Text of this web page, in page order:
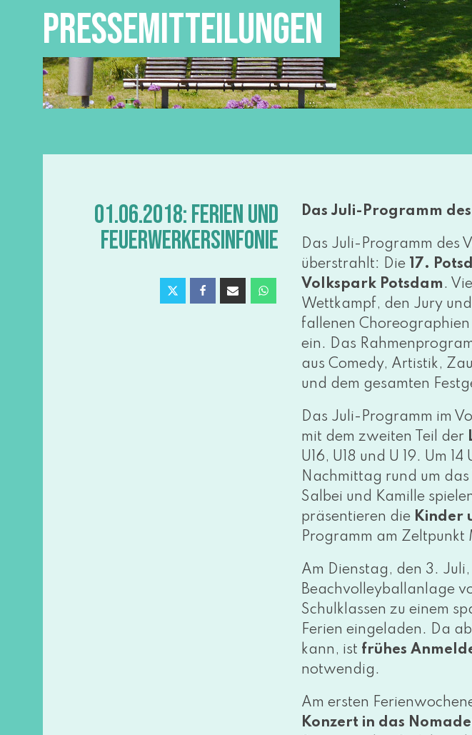
PRESSEMITTEILUNGEN
01.06.2018: FERIEN UND
FEUERWERKERSINFONIE
Das Juli-Programm
Das Juli-Programm des
über­strahlt: Die 17.
Volkspark Potsdam .
Wettkampf, den Jury
fal­le­nen
ein. Das
aus Comedy, Artistik,
und dem gesam­ten
Das Juli-Programm im
mit dem zwei­ten Teil der
U16, U18 und U 19. Um
Nachmittag rund um
Salbei und Kamille
prä­sen­tie­ren die Kinder
Programm am Zeltpunkt
Am Dienstag, den 3.
Beachvolleyballanlage
Schulklassen zu einem
Ferien ein­ge­la­den. Da
kann, ist frü­hes
notwendig.
Am ers­ten
Konzert in das